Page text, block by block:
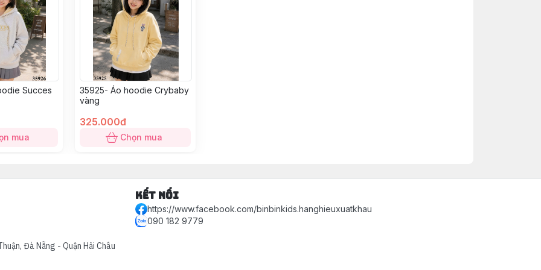
Succes
mua
35925- Áo hoodie Crybaby
vàng
325.000đ
Chọn mua
Đà Nẵng - Quận Hải Châu
Kết nối
https://www.facebook.com/binbinkids.hanghieuxuatkhau
090 182 9779